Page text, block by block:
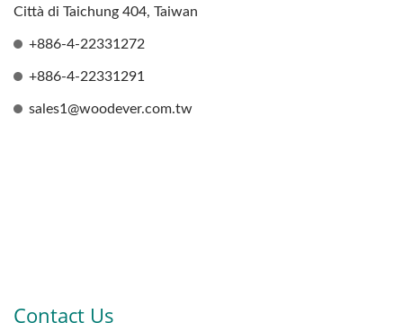
Città di Taichung 404, Taiwan
+886-4-22331272
+886-4-22331291
sales1@woodever.com.tw